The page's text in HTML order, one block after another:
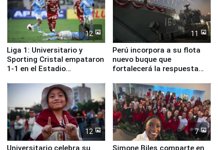
12
Liga 1: Universitario y
Sporting Cristal empataron
1-1 en el Estadio
11
Perú incorpora a su flota
nuevo buque que
fortalecerá la respuesta
12
Universitario celebra su
7
Simone Biles comparte en